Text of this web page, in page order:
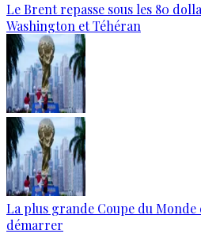
Le Brent repasse sous les 80
Washington et Téhéran
La plus grande Coupe du Monde
démarrer